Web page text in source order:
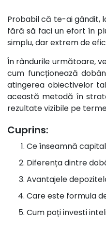
Probabil că te-ai gândit,
fără să faci un efort în
simplu, dar extrem de
În rândurile următoare,
cum funcționează
atingerea obiectivelor
această metodă în
rezultate vizibile pe
Cuprins:
Ce înseamnă
Diferența dintre
Avantajele
Care este formula
Cum poți investi